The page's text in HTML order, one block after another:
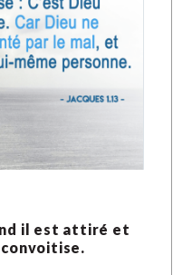
il est attiré et